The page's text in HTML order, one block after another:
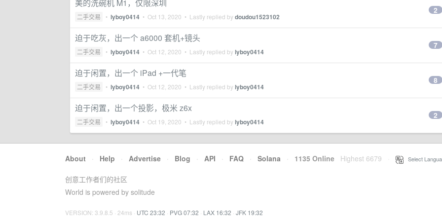
美的洗碗机 M1，仅限深圳
二手交易 • lyboy0414 • Oct 13, 2020 • Lastly replied bydoudou1523102
2
迫于吃灰，出一个 a6000 套机+镜头
二手交易 • lyboy0414 • Oct 12, 2020 • Lastly replied bylyboy0414
7
迫于闲置，出一个 iPad +一代笔
二手交易 • lyboy0414 • Oct 12, 2020 • Lastly replied bylyboy0414
8
迫于闲置，出一个投影，极米 z6x
二手交易 • lyboy0414 • Oct 19, 2020 • Lastly replied bylyboy0414
2
About · Help · Advertise · Blog · API · FAQ · Solana · 1135 Online Highest 6679 Select
创意工作者们的社区
World is powered by solitude
VERSION: 3.9.8.5 · 24ms · UTC 23:32 · PVG 07:32 · LAX 16:32 · JFK 19:32